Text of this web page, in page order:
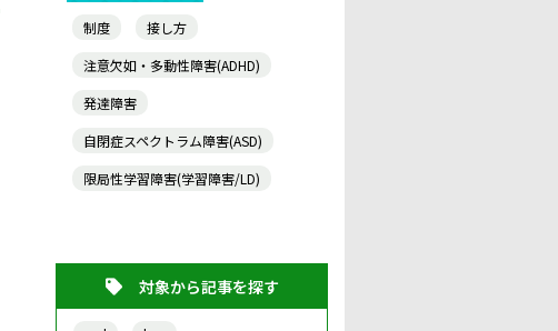
制度
接し方
注意欠如・多動性障害(ADHD)
発達障害
自閉症スペクトラム障害(ASD)
限局性学習障害(学習障害/LD)
対象から記事を探す